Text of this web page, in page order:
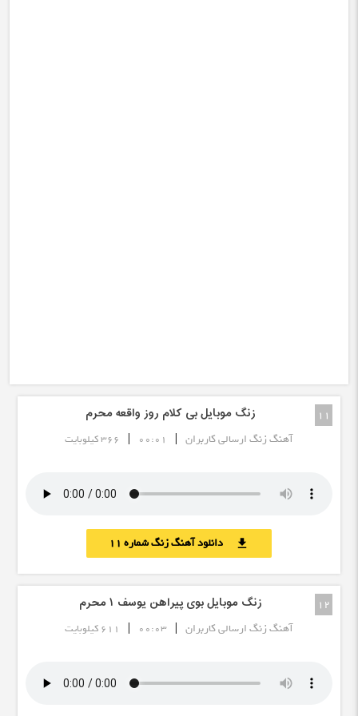
11 زنگ موبایل بی کلام روز واقعه محرم
آهنگ زنگ ارسالی کاربران |
00:01
| 366 کیلوبایت
download دانلود آهنگ زنگ شماره 11
12 زنگ موبایل بوی پیراهن یوسف ١ محرم
آهنگ زنگ ارسالی کاربران |
00:03
| 611 کیلوبایت